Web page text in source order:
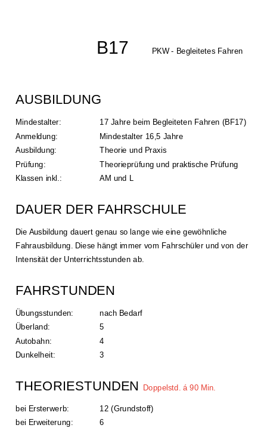
AUSBILDUNG
Mindestalter:
17 Jahre beim Begleiteten Fahren (BF17)
Anmeldung:
Mindestalter 16,5 Jahre
Ausbildung:
Theorie und Praxis
Prüfung:
Theorieprüfung und praktische Prüfung
Klassen inkl.:
AM und L
DAUER DER FAHRSCHULE
Die Ausbildung dauert genau so lange wie eine gewöhnliche
Fahrausbildung. Diese hängt immer vom Fahrschüler und von der
Intensität der Unterrichtsstunden ab.
FAHRSTUNDEN
Übungsstunden:
nach Bedarf
Überland:
5
Autobahn:
4
Dunkelheit:
3
THEORIESTUNDEN Doppelstd. á 90 Min.
bei Ersterwerb:
12 (Grundstoff)
bei Erweiterung:
6
B17 PKW - Begleitetes Fahren